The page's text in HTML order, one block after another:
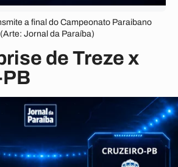
a final do Campeonato Paraibano
Jornal da Paraíba)
de Treze x